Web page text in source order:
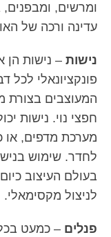
ומרשים, ומבפנים,
עדינה ורכה של
נישות – נישות הן
פונקציונאלי לכל
המעוצבים בצורת
חפצי נוי. נישות
מערכת מדפים, או
לחדר. שימוש
בעולם העיצוב
לניצול מקסימאלי.
פנלים – כמעט